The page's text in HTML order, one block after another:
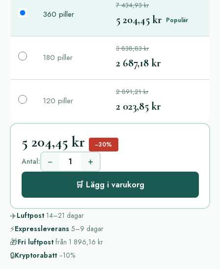
360 piller
7 434,93 kr
5 204,45 kr Populär
180 piller
3 838,83 kr
2 687,18 kr
120 piller
2 891,21 kr
2 023,85 kr
5 204,45 kr −30%
Antal: − +
🛒 Lägg i varukorg
✈️Luftpost 14–21 dagar
⚡Expressleverans 5–9 dagar
🎁Fri luftpost från 1 896,16 kr
🔒Kryptorabatt −10%